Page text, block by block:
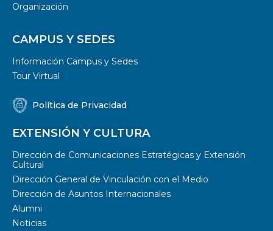
Organización
CAMPUS Y SEDES
Información Campus y Sedes
Tour Virtual
Política de Privacidad
EXTENSIÓN Y CULTURA
Dirección de Comunicaciones Estratégicas y Extensión
Cultural
Dirección General de Vinculación con el Medio
Dirección de Asuntos Internacionales
Alumni
Noticias